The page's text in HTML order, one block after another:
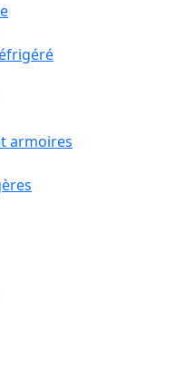
armoires